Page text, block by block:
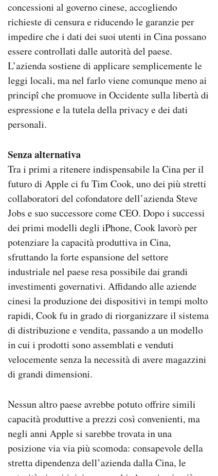
concessioni al governo cinese, accogliendo
richieste di censura e riducendo le garanzie per
impedire che i dati dei suoi utenti in Cina possano
essere controllati dalle autorità del paese.
L’azienda sostiene di applicare semplicemente le
leggi locali, ma nel farlo viene comunque meno ai
principî che promuove in Occidente sulla libertà di
espressione e la tutela della privacy e dei dati
personali.
Senza alternativa
Tra i primi a ritenere indispensabile la Cina per il
futuro di Apple ci fu Tim Cook, uno dei più stretti
collaboratori del cofondatore dell’azienda Steve
Jobs e suo successore come CEO. Dopo i successi
dei primi modelli degli iPhone, Cook lavorò per
potenziare la capacità produttiva in Cina,
sfruttando la forte espansione del settore
industriale nel paese resa possibile dai grandi
investimenti governativi. Affidando alle aziende
cinesi la produzione dei dispositivi in tempi molto
rapidi, Cook fu in grado di riorganizzare il sistema
di distribuzione e vendita, passando a un modello
in cui i prodotti sono assemblati e venduti
velocemente senza la necessità di avere magazzini
di grandi dimensioni.
Nessun altro paese avrebbe potuto offrire simili
capacità produttive a prezzi così convenienti, ma
negli anni Apple si sarebbe trovata in una
posizione via via più scomoda: consapevole della
stretta dipendenza dell’azienda dalla Cina, le